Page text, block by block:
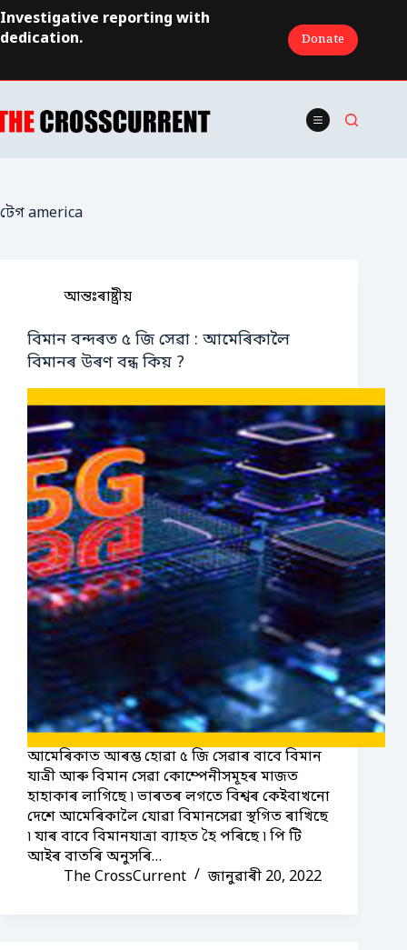
Skip
to
content
Investigative reporting with
dedication.
Donate
টেগamerica
আন্তঃৰাষ্ট্ৰীয়
বিমান বন্দৰত ৫ জি সেৱা : আমেৰিকালৈ
বিমানৰ উৰণ বন্ধ কিয় ?
আমেৰিকাত আৰম্ভ হোৱা ৫ জি সেৱাৰ বাবে বিমান
যাত্ৰী আৰু বিমান সেৱা কোম্পেনীসমূহৰ মাজত
হাহাকাৰ লাগিছে ৷ ভাৰতৰ লগতে বিশ্বৰ কেইবাখনো
দেশে আমেৰিকালৈ যোৱা বিমানসেৱা স্থগিত ৰাখিছে
৷ যাৰ বাবে বিমানযাত্ৰা ব্যাহত হৈ পৰিছে ৷ পি টি
আইৰ বাতৰি অনুসৰি…
The CrossCurrent
জানুৱাৰী 20, 2022